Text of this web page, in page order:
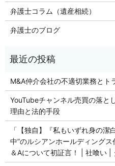
弁護士コラム（遺産相続）
弁護士のブログ
M&A仲介会社の不適切業務とト
YouTubeチャンネル売買の落と
理由と法的手段
「【独自】『私もいずれ身の潔
中”のルシアンホールディング
＆Aについて初証言！ | 社喰い |